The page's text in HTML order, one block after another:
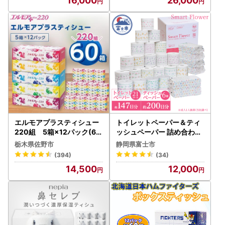
紙 防災 常備品 消耗品 備蓄
日用品 生活必需品 北海道
赤平市
エルモアプラスティシュー
220組 5箱×12パック(60
箱)【離島・沖縄県不可】_
ティッシュ ティッシュペー
パー 日用品 消耗品 まとめ
買い 常備品 生活用品 ボッ
クスティッシュ_【配送不可
地域：離島・沖縄県】【13
33461】
栃木県佐野市
(394)
14,500
トイレットペーパー＆ティ
ッシュペーパー 詰め合わせ
大容量 プレミアム スマート
フラワー[sf001-051]
静岡県富士市
(34)
12,000